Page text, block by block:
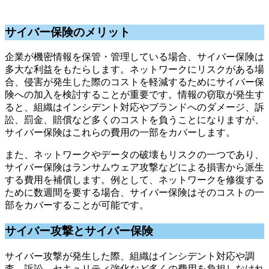
サイバー保険のメリット
企業が機密情報を保管・管理している場合、サイバー保険は
多大な利益をもたらします。ネットワークにリスクがある場
合、侵害が発生した際のコストを軽減するためにサイバー保
険への加入を検討することが重要です。情報の窃取が発生す
ると、組織はインシデント対応やブランドへのダメージ、訴
訟、罰金、賠償など多くのコストを負うことになりますが、
サイバー保険はこれらの費用の一部をカバーします。
また、ネットワークやデータの破壊もリスクの一つであり、
サイバー保険はランサムウェア攻撃などによる損害から派生
する費用を補償します。例として、ネットワークを修復する
ために数週間を要する場合、サイバー保険はそのコストの一
部をカバーすることが可能です。
サイバー攻撃とサイバー保険
サイバー攻撃が発生した際、組織はインシデント対応や調